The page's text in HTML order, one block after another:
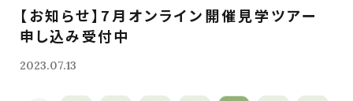
【お知らせ】7月オンライン開催見学ツアー
申し込み受付中
2023.07.13